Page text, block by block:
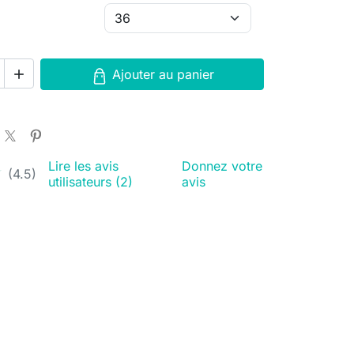
 Ajouter au panier
(4.5)
Lire les avis
utilisateurs (2)
Donnez votre
avis